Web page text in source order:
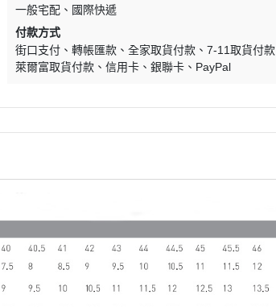
一般宅配
國際快遞
付款方式
街口支付
轉帳匯款 全家取貨付款
7-11取貨付款
萊爾富取貨付款
信用卡 銀聯卡 PayPal